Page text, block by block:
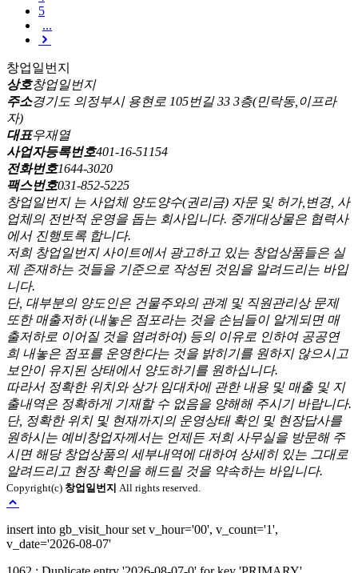
5
...
창업일번지
상호창업일번지
주소경기도 의정부시 용현로 105번길 33 3층(민락동,이프라
자)
대표우재열
사업자등록번호401-16-51154
전화번호1644-3020
팩스번호031-852-5225
창업일번지 는 사업체 양도양수(권리금) 자문 및 허가,변경, 사
업체의 전반적 운영을 돕는 회사입니다. 중개대상물은 협력사
에서 진행토록 합니다.
저희 창업일번지 사이트에서 광고하고 있는 창업상품들은 실
제 존재하는 것들을 기준으로 작성된 것임을 알려드리는 바입
니다.
단, 대부분의 양도인은 건물주와의 관계 및 직원관리상 문제
또한 매출저하 (내놓은 점포라는 것을 손님들이 알게되면 매
출저하로 이어질 것을 염려하여) 등의 이유로 인하여 공공연
희 내놓은 점포를 운영한다는 것을 밝히기를 원하지 않으시고
보안이 유지된 상태에서 양도하기를 원하십니다.
따라서 정확한 위치와 상가 임대차에 관한 내용 및 매출 및 지
출내역은 정확하게 기재할 수 없음을 양해해 주시기 바랍니다.
단, 정확한 위치 및 현재까지의 운영상태 확인 및 현장답사를
원하시는 예비창업자께서는 언제든 저희 사무실을 방문해 주
시면 해당 창업상품의 세부내역에 대하여 상세히 있는 그대로
알려드리고 현장 확인을 해드릴 것을 약속하는 바입니다.
Copyright(c) 창업일번지 All rights reserved.
insert into gb_visit_hour set v_hour='00', v_count='1',
v_date='2026-08-07'